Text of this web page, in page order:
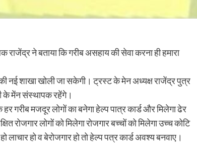
ने बताया कि गरीब असहाय की सेवा करना ही हमारा
नई शाखा खोली जा सकेगी। ट्रस्ट के मेन अध्यक्ष राजेंद्र पुत्र
के मेंन संस्थापक रहेंगे।
गरीब मजदूर लोगों का बनेगा हेल्प पात्र कार्ड और मिलेगा ढेर
रोजगार लोगों को मिलेगा रोजगार बच्चों को मिलेगा उच्च कोटि
हो व बेरोजगार हो तो हेल्प पत्र कार्ड अवश्य बनवाए।